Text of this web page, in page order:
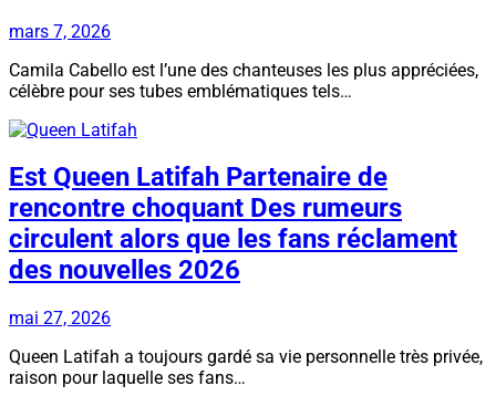
mars 7, 2026
Camila Cabello est l’une des chanteuses les plus appréciées,
célèbre pour ses tubes emblématiques tels…
Est Queen Latifah Partenaire de
rencontre choquant Des rumeurs
circulent alors que les fans réclament
des nouvelles 2026
mai 27, 2026
Queen Latifah a toujours gardé sa vie personnelle très privée,
raison pour laquelle ses fans…